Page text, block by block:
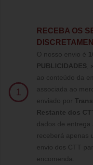
1
RECEBA OS
O nosso envio é
PUBLICIDADES
ao conteúdo da
associada ao
enviado por
Restante dos
dados de entrega
receberá apenas
envio dos CTT
encomenda.